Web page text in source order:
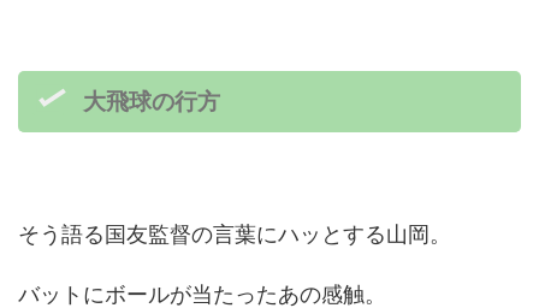
大飛球の行方
そう語る国友監督の言葉にハッとする山岡。
バットにボールが当たったあの感触。